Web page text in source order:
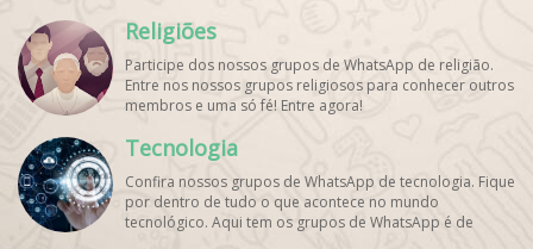
Religiões
Participe dos nossos grupos de WhatsApp de religião.
Entre nos nossos grupos religiosos para conhecer outros
membros e uma só fé! Entre agora!
Tecnologia
Confira nossos grupos de WhatsApp de tecnologia. Fique
por dentro de tudo o que acontece no mundo
tecnológico. Aqui tem os grupos de WhatsApp é de